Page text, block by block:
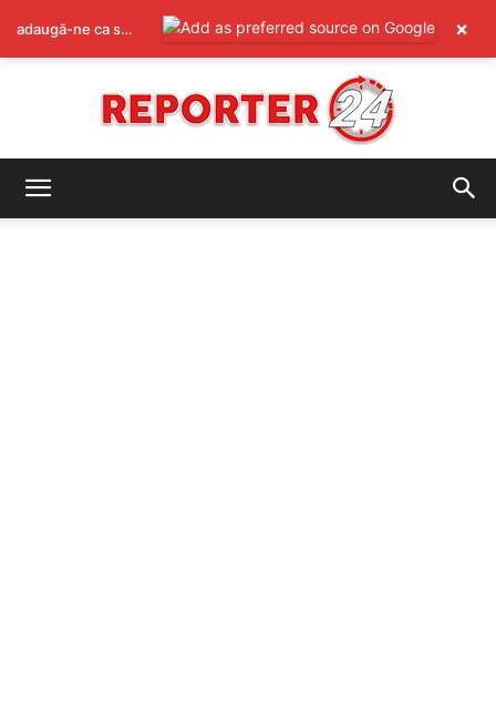
adaugă-ne ca sursă preferată pe Google ×